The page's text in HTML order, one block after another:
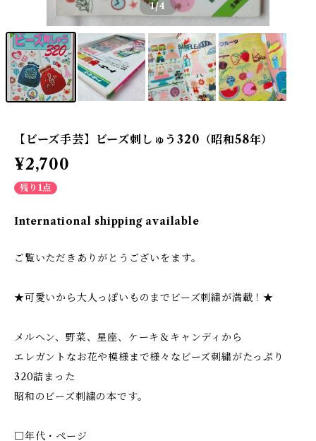
1/4
【ビーズ手芸】ビーズ刺しゅう320（昭和58年）
¥2,700
残り1点
International shipping available
ご覧いただきありがとうございをます。
★可愛いから大人っぽいものまでビーズ刺繍が満載！★
メルヘン、野菜、星座、ケーキ＆キャンディから
エレガントなお花や模様まで様々なビーズ刺繍がたっぷり
320詰まった
昭和のビーズ刺繍の本です。
□年代・ページ